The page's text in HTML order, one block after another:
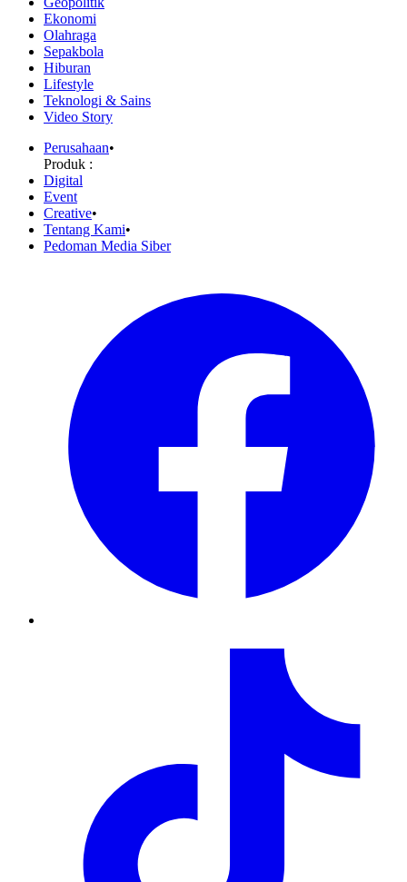
Ekonomi
Olahraga
Sepakbola
Hiburan
Lifestyle
Teknologi & Sains
Video Story
Perusahaan•
Produk :
Digital
Event
Creative•
Tentang Kami•
Pedoman Media Siber